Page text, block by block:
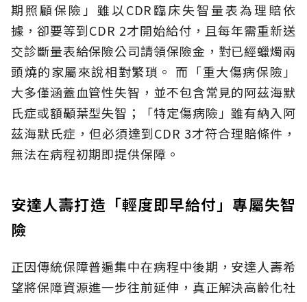
期照顧保險」雖以CDR臨床失智量表為理賠依
據，卻要等到CDR 2才開始給付，且每年需重新送
交診斷量表給保險公司請領保險金，對已經蠟燭兩
頭燒的家屬來說相對繁瑣。 而「重大傷病保險」
大多僅涵蓋血管性失智，並不包含常見的阿茲海默
氏症或額顳葉型失智；「特定傷病險」雖有納入阿
茲海默氏症，但必須達到CDR 3才符合理賠條件，
無法在病程初期即提供保障。
安達人壽打造「輕度即早給付」專屬失智
險
正因傳統保障普遍集中在病程中後期，安達人壽希
望將保障資源進一步往前延伸，真正解決高齡化社